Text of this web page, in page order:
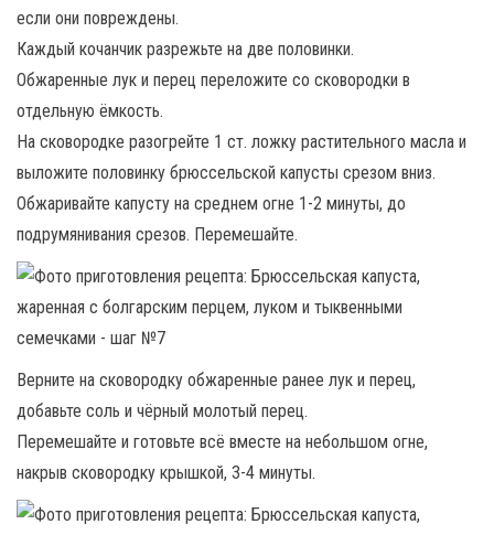
если они повреждены.
Каждый кочанчик разрежьте на две половинки.
Обжаренные лук и перец переложите со сковородки в
отдельную ёмкость.
На сковородке разогрейте 1 ст. ложку растительного масла и
выложите половинку брюссельской капусты срезом вниз.
Обжаривайте капусту на среднем огне 1-2 минуты, до
подрумянивания срезов. Перемешайте.
Верните на сковородку обжаренные ранее лук и перец,
добавьте соль и чёрный молотый перец.
Перемешайте и готовьте всё вместе на небольшом огне,
накрыв сковородку крышкой, 3-4 минуты.